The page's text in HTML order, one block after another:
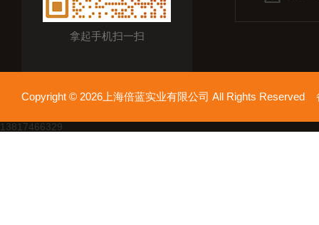
拿起手机扫一扫
Copyright © 2026上海倍蓝实业有限公司 All Rights Reserved
13817466329